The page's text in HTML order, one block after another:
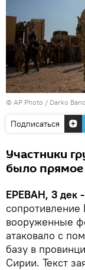
© AP Photo / Darko
Подписаться
Участники
было прямое
ЕРЕВАН, 3 дек
сопротивление
вооруженные
атаковало с
базу в
Сирии. Текст